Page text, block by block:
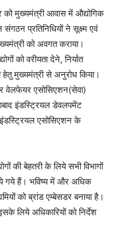
को मुख्यमंत्री आवास में औद्योगिक
प्रतिनिधियों ने सूक्ष्म एवं
को अवगत कराया।
को वरीयता देने, निर्यात
हेतु मुख्यमंत्री से अनुरोध किया।
वेलफेयर एसोसिएशन(सेवा)
इंडस्ट्रियल डेवलपमेंट
एसोसिएशन के
की बेहतरी के लिये सभी विभागों
गये हैं। भविष्य में और अधिक
को ब्रांड एम्बेसडर बनाया है।
लिये अधिकारियों को निर्देश